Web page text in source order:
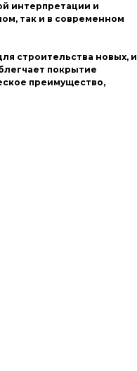
интерпретации и
так и в современном
строительства новых, и
покрытие
преимущество,